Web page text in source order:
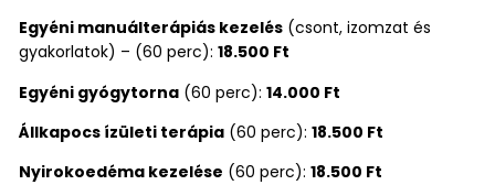
Egyéni manuálterápiás kezelés(csont, izomzat és
gyakorlatok) – (60 perc): 18.500 Ft
Egyéni gyógytorna(60 perc): 14.000 Ft
Állkapocs ízületi terápia(60 perc): 18.500 Ft
Nyirokoedéma kezelése (60 perc): 18.500 Ft